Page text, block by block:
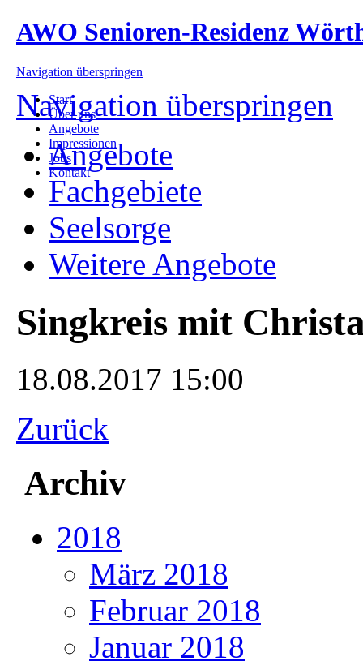
AWO Senioren-Residenz
Navigation überspringen
Start
Über uns
Angebote
Impressionen
Jobs
Kontakt
Navigation überspringen
Angebote
Fachgebiete
Seelsorge
Weitere Angebote
Singkreis mit
18.08.2017 15:00
Zurück
Archiv
2018
März 2018
Februar 2018
Januar 2018